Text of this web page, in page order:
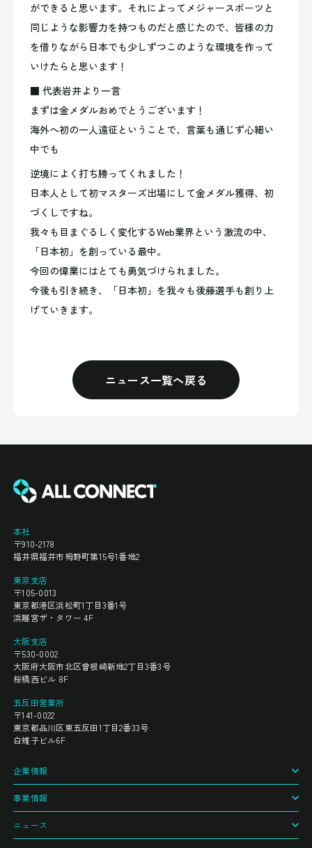
ができると思います。それによってメジャースポーツと
同じような影響力を持つものだと感じたので、皆様の力
を借りながら日本でも少しずつこのような環境を作って
いけたらと思います！
■ 代表岩井より一言
まずは金メダルおめでとうございます！
海外へ初の一人遠征ということで、言葉も通じず心細い
中でも
逆境によく打ち勝ってくれました！
日本人として初マスターズ出場にして金メダル獲得、初
づくしですね。
我々も目まぐるしく変化するWeb業界という激流の中、
「日本初」を創っている最中。
今回の偉業にはとても勇気づけられました。
今後も引き続き、「日本初」を我々も後藤選手も創り上
げていきます。
ニュース一覧へ戻る
本社
〒910-2178
福井県福井市栂野町第15号1番地2
東京支店
〒105-0013
東京都港区浜松町1丁目3番1号
浜離宮ザ・タワー 4F
大阪支店
〒530-0002
大阪府大阪市北区曾根崎新地2丁目3番3号
桜橋西ビル 8F
五反田営業所
〒141-0022
東京都品川区東五反田1丁目2番33号
白雉子ビル6F
企業情報
事業情報
ニュース